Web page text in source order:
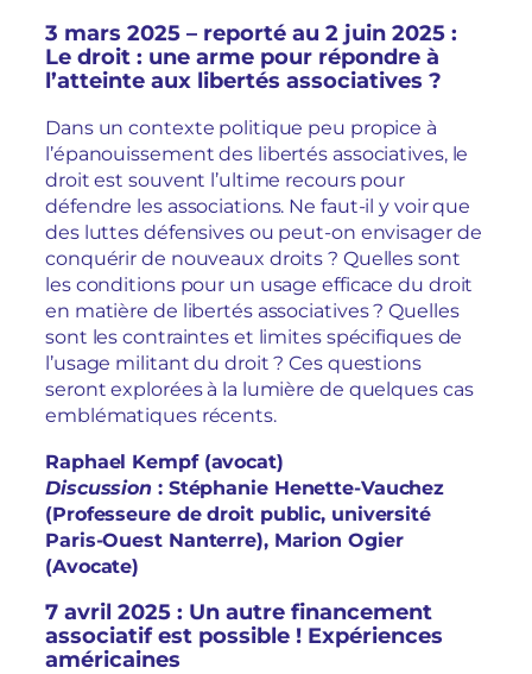
3 mars 2025 – reporté au 2 juin 2025 :
Le droit : une arme pour répondre à
l’atteinte aux libertés associatives ?
Dans un contexte politique peu propice à
l’épanouissement des libertés associatives, le
droit est souvent l’ultime recours pour
défendre les associations. Ne faut-il y voir que
des luttes défensives ou peut-on envisager de
conquérir de nouveaux droits ? Quelles sont
les conditions pour un usage efficace du droit
en matière de libertés associatives ? Quelles
sont les contraintes et limites spécifiques de
l’usage militant du droit ? Ces questions
seront explorées à la lumière de quelques cas
emblématiques récents.
Raphael Kempf (avocat)
Discussion : Stéphanie Henette-Vauchez
(Professeure de droit public, université
Paris-Ouest Nanterre), Marion Ogier
(Avocate)
7 avril 2025 : Un autre financement
associatif est possible ! Expériences
américaines